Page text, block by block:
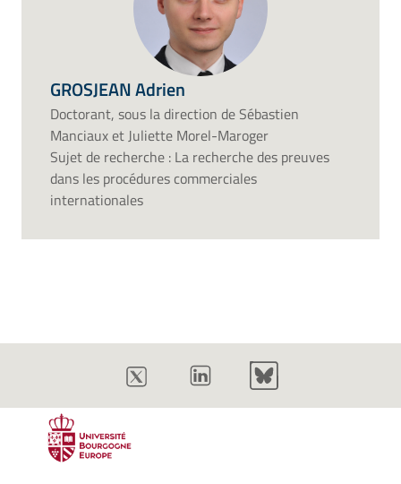
GROSJEAN Adrien
Doctorant, sous la direction de Sébastien
Manciaux et Juliette Morel-Maroger
Sujet de recherche : La recherche des preuves
dans les procédures commerciales
internationales